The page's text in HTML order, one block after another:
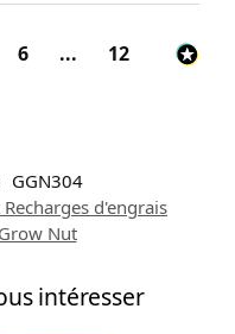
6 ... 12
GGN304
d'engrais
Nut
intéresser